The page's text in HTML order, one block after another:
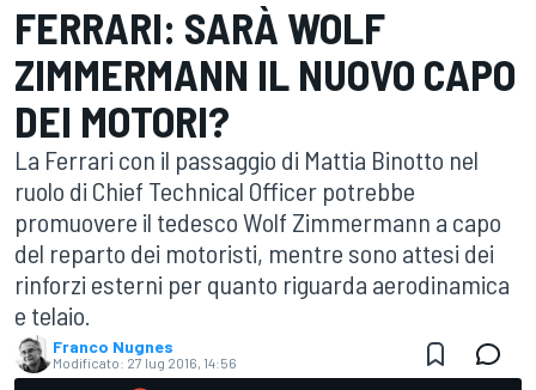
FERRARI: SARÀ WOLF
ZIMMERMANN IL NUOVO CAPO
DEI MOTORI?
La Ferrari con il passaggio di Mattia Binotto nel
ruolo di Chief Technical Officer potrebbe
promuovere il tedesco Wolf Zimmermann a capo
del reparto dei motoristi, mentre sono attesi dei
rinforzi esterni per quanto riguarda aerodinamica
e telaio.
Franco Nugnes
Modificato: 27 lug 2016, 14:56